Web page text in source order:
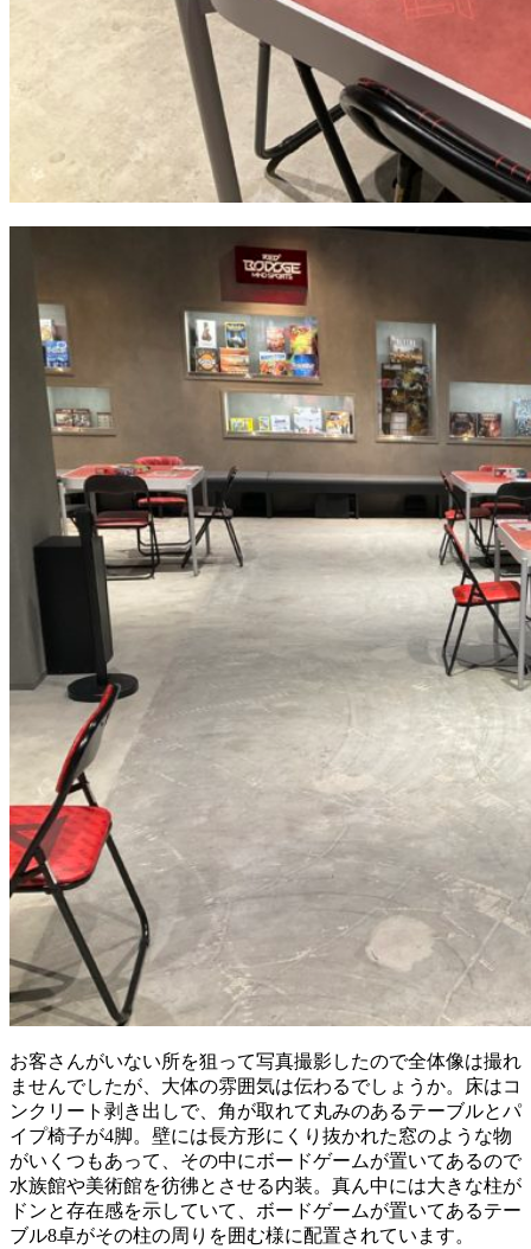
お客さんがいない所を狙って写真撮影したので全体像は撮れ
ませんでしたが、大体の雰囲気は伝わるでしょうか。床はコ
ンクリート剥き出しで、角が取れて丸みのあるテーブルとパ
イプ椅子が4脚。壁には長方形にくり抜かれた窓のような物
がいくつもあって、その中にボードゲームが置いてあるので
水族館や美術館を彷彿とさせる内装。真ん中には大きな柱が
ドンと存在感を示していて、ボードゲームが置いてあるテー
ブル8卓がその柱の周りを囲む様に配置されています。